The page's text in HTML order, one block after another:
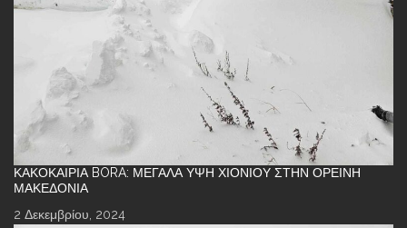
ΚΑΚΟΚΑΙΡΊΑ BORA: ΜΕΓΆΛΑ ΎΨΗ ΧΙΟΝΙΟΎ ΣΤΗΝ ΟΡΕΙΝΉ
ΜΑΚΕΔΟΝΊΑ
2 Δεκεμβρίου, 2024